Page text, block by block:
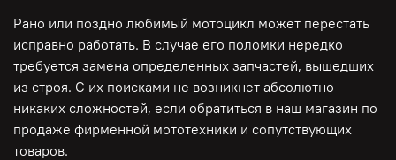
Рано или поздно любимый мотоцикл может перестать
исправно работать. В случае его поломки нередко
требуется замена определенных запчастей, вышедших
из строя. С их поисками не возникнет абсолютно
никаких сложностей, если обратиться в наш магазин по
продаже фирменной мототехники и сопутствующих
товаров.